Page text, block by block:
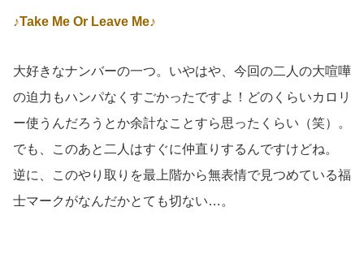
♪Take Me Or Leave Me♪
大好きなナンバーの一つ。いやはや、今回の二人の大喧嘩
の迫力もハンパなくすごかったですよ！どのくらいカロリ
ー使うんだろうとか余計なことすら思ったくらい（笑）。
でも、このあと二人はすぐに仲直りするんですけどね。
逆に、このやり取りを最上階から無表情で見つめている福
士マークがなんだかとても切ない…。